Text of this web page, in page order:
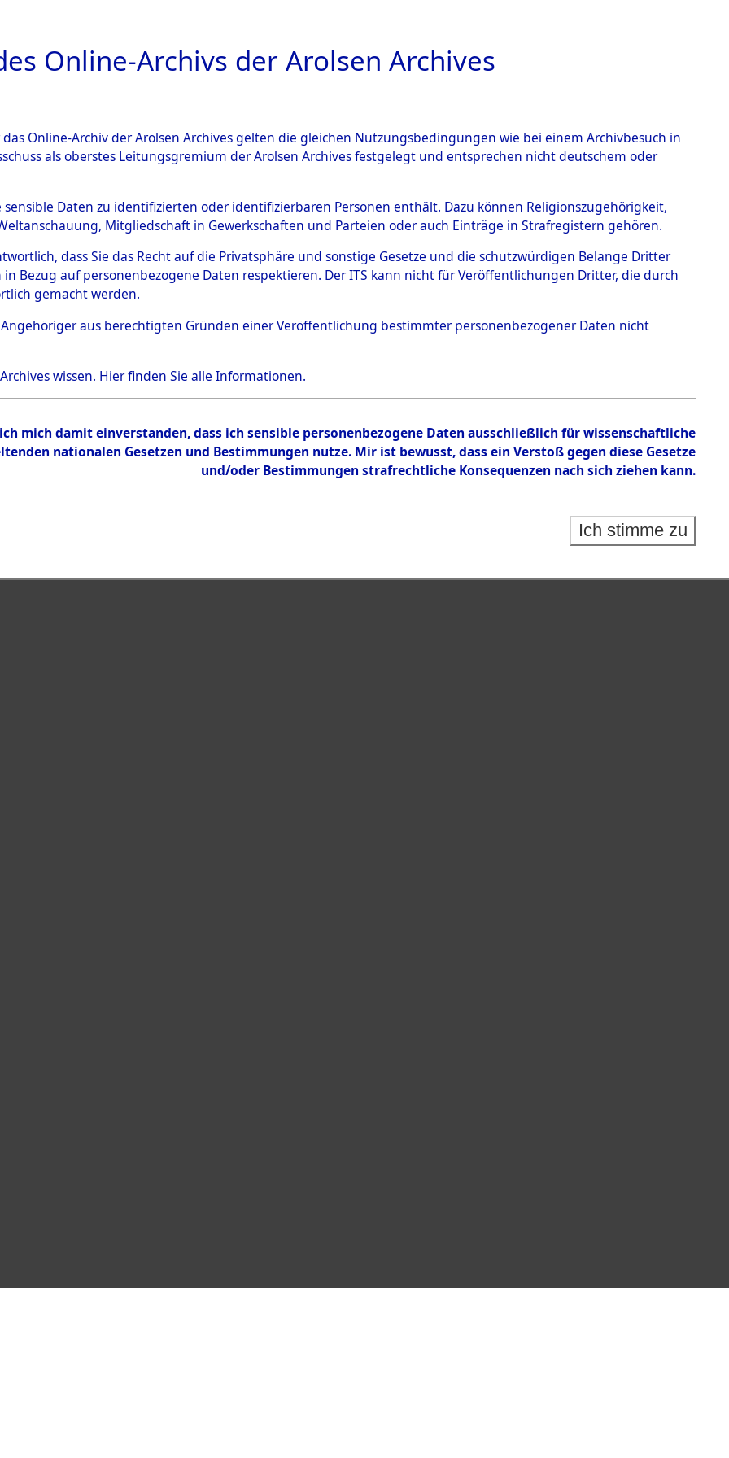
ARCHIVALE ÜBERSICHT BILD
0006 (108013063)
Person ROHL, JOHANN
Bestand
Online-Archivs der Arolsen Archives
Online-Archiv der Arolsen Archives gelten die gleichen Nutzungsbedingungen wie bei einem Archivbesuch in
als oberstes Leitungsgremium der Arolsen Archives festgelegt und entsprechen nicht deutschem oder
sensible Daten zu identifizierten oder identifizierbaren Personen enthält. Dazu können Religionszugehörigkeit,
Mitgliedschaft in Gewerkschaften und Parteien oder auch Einträge in Strafregistern gehören.
dass Sie das Recht auf die Privatsphäre und sonstige Gesetze und die schutzwürdigen Belange Dritter
Bezug auf personenbezogene Daten respektieren. Der ITS kann nicht für Veröffentlichungen Dritter, die durch
gemacht werden.
Angehöriger aus berechtigten Gründen einer Veröffentlichung bestimmter personenbezogener Daten nicht
wissen. Hierfinden Sie alle Informationen.
mich damit einverstanden, dass ich sensible personenbezogene Daten ausschließlich für wissenschaftliche
nationalen Gesetzen und Bestimmungen nutze. Mir ist bewusst, dass ein Verstoß gegen diese Gesetze
und/oder Bestimmungen strafrechtliche Konsequenzen nach sich ziehen kann.
Ich stimme zu